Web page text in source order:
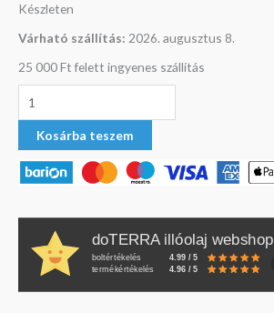
Készleten
Várható szállítás: 2026. augusztus 8.
25 000 Ft felett ingyenes szállítás
Kosárba teszem
doTERRA illóolaj webshop
boltértékelés 4.99 / 5
termékértékelés 4.96 / 5